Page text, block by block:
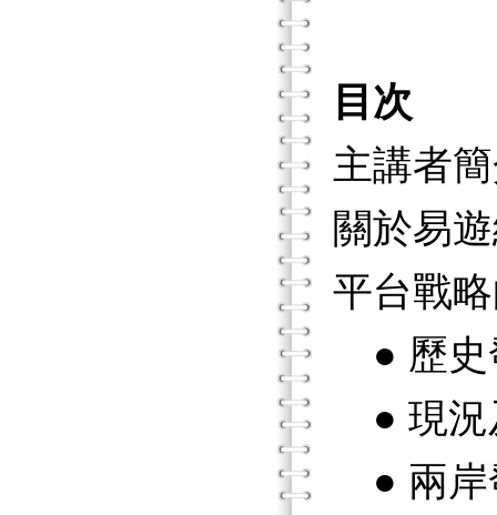
目次
主講者
關於易
平台戰
● 歷史
● 現況
● 兩岸